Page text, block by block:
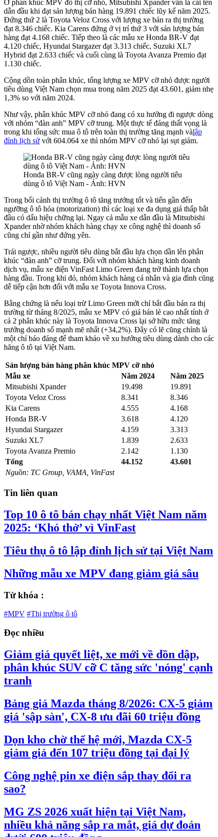
Ở phân khúc MPV đô thị cỡ nhỏ, Mitsubishi Xpander vẫn là cái tên
dẫn đầu khi đạt sản lượng bán hàng 19.891 chiếc lũy kế năm 2025.
Đứng thứ 2 là Toyota Veloz Cross với lượng xe bán ra thị trường
đạt 8.346 chiếc. Kia Carens đứng ở vị trí thứ 3 với sản lượng bán
hàng đạt 4.168 chiếc. Tiếp theo là các mẫu xe Honda BR-V đạt
4.120 chiếc, Hyundai Stargazer đạt 3.313 chiếc, Suzuki XL7
Hybrid đạt 2.633 chiếc và cuối cùng là Toyota Avanza Premio đạt
1.130 chiếc.
Cộng dồn toàn phân khúc, tổng lượng xe MPV cỡ nhỏ được người
tiêu dùng Việt Nam chọn mua trong năm 2025 đạt 43.601, giảm nhẹ
1,3% so với năm 2024.
Như vậy, phân khúc MPV cỡ nhỏ đang có xu hướng đi ngược dòng
với nhóm “đàn anh” MPV cỡ trung. Một thực tế đáng thất vọng là
trong khi tổng sức mua ô tô trên toàn thị trường tăng mạnh vàlập
đỉnh lịch sử với 604.064 xe thì nhóm MPV cỡ nhỏ lại sụt giảm.
Honda BR-V cũng ngày càng được lòng người tiêu
dùng ô tô Việt Nam - Ảnh: HVN
Trong bối cảnh thị trường ô tô tăng trưởng tốt và tiến gần đến
ngưỡng ô tô hóa (motorization) thì các loại xe đa dụng giá thấp bắt
đầu có dấu hiệu chững lại. Ngay cả mẫu xe dẫn đầu là Mitsubishi
Xpander nhờ nhóm khách hàng chạy xe công nghệ thì doanh số
cũng chỉ gần như đứng yên.
Trái ngược, nhiều người tiêu dùng bắt đầu lựa chọn dần lên phân
khúc “đàn anh” cỡ trung. Đối với nhóm khách hàng kinh doanh
dịch vụ, mẫu xe điện VinFast Limo Green đang trở thành lựa chọn
hàng đầu. Trong khi đó, nhóm khách hàng cá nhân và gia đình cũng
dễ tiếp cận hơn đối với mẫu xe Toyota Innova Cross.
Bằng chứng là nếu loại trừ Limo Green mới chỉ bắt đầu bán ra thị
trường từ tháng 8/2025, mẫu xe MPV có giá bán lẻ cao nhất tính ở
cả 2 phân khúc này là Toyota Innova Cross lại sở hữu mức tăng
trưởng doanh số mạnh mẽ nhất (+34,2%). Đây có lẽ cũng chính là
một chỉ báo đáng để tham khảo về xu hướng tiêu dùng dành cho các
hãng ô tô tại Việt Nam.
Sản lượng bán hàng phân khúc MPV cỡ nhỏ
Mẫu xe
Năm 2024
Năm 2025
Mitsubishi Xpander
19.498
19.891
Toyota Veloz Cross
8.341
8.346
Kia Carens
4.555
4.168
Honda BR-V
3.618
4.120
Hyundai Stargazer
4.159
3.313
Suzuki XL7
1.839
2.633
Toyota Avanza Premio
2.142
1.130
Tổng
44.152
43.601
Nguồn: TC Group, VAMA, VinFast
Tin liên quan
Top 10 ô tô bán chạy nhất Việt Nam năm
2025: ‘Khó thở’ vì VinFast
Tiêu thụ ô tô lập đỉnh lịch sử tại Việt Nam
Những mẫu xe MPV đang giảm giá sâu
Từ khóa :
#MPV #Thị trường ô tô
Đọc nhiều
Giảm giá quyết liệt, xe mới về dồn dập,
phân khúc SUV cỡ C tăng sức 'nóng' cạnh
tranh
Bảng giá Mazda tháng 8/2026: CX-5 giảm
giá 'sập sàn', CX-8 ưu đãi 60 triệu đồng
Dọn kho chờ thế hệ mới, Mazda CX-5
giảm giá đến 107 triệu đồng tại đại lý
Công nghệ pin xe điện sắp thay đổi ra
sao?
MG ZS 2026 xuất hiện tại Việt Nam,
nhiều khả năng sắp ra mắt, giá dự đoán